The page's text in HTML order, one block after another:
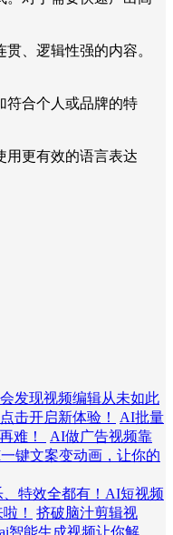
、逻辑性强的内容。
符合个人或品牌的特
用更有效的语言表达
发现视频编辑从未如此
击开启新体验！
AI批量
难！
AI做广告视频靠
键文案变动画，让你的
、特效全都有！AI短视频
！
挤破脑汁剪辑视
智能生成视频让你解